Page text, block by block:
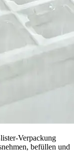
Verpackung
befüllen und